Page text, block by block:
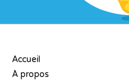
Accueil
À propos